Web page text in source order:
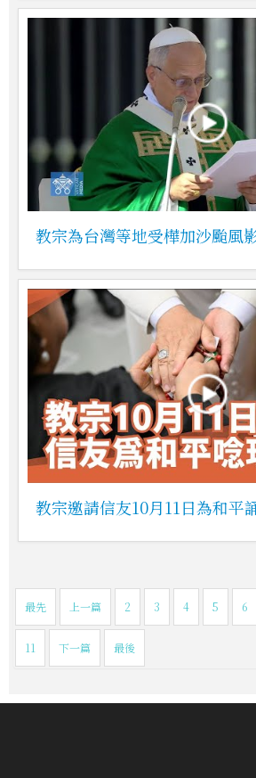
教宗為台灣等地受樺加沙颱風
教宗邀請信友10月11日為和平
最先 上一篇 2 3 4 5 6
11 下一篇 最後